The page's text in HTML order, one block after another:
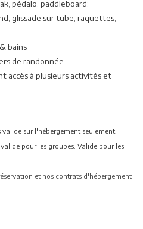
pédalo, paddleboard;
glissade sur tube, raquettes,
bains
de randonnée
accès à plusieurs activités et
sur l'hébergement seulement.
pour les groupes. Valide pour les
et nos contrats d'hébergement